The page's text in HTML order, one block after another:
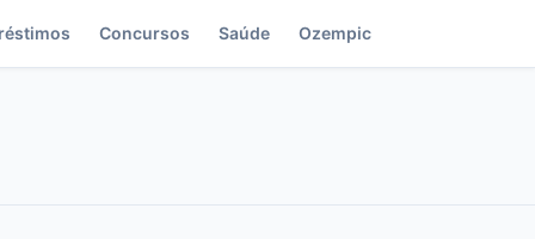
Concursos Saúde Ozempic